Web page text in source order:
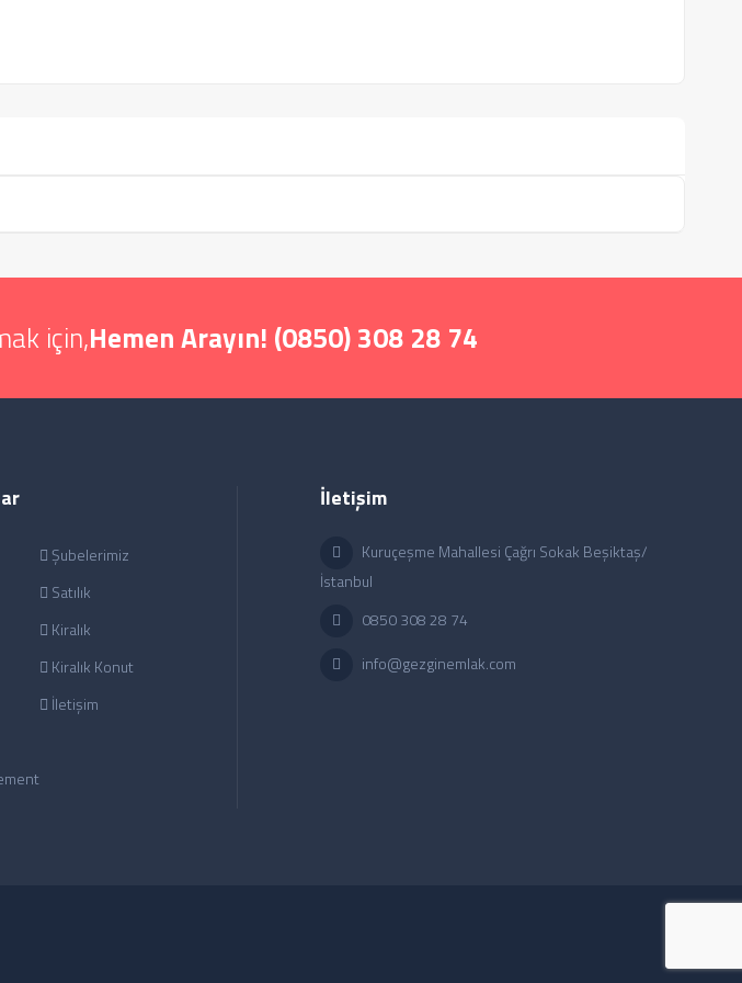
için,Hemen Arayın! (0850) 308 28 74
Şubelerimiz
Satılık
Kiralık
Kiralık Konut
İletişim
İletişim
Kuruçeşme Mahallesi Çağrı Sokak Beşiktaş/
İstanbul
0850 308 28 74
info@gezginemlak.com